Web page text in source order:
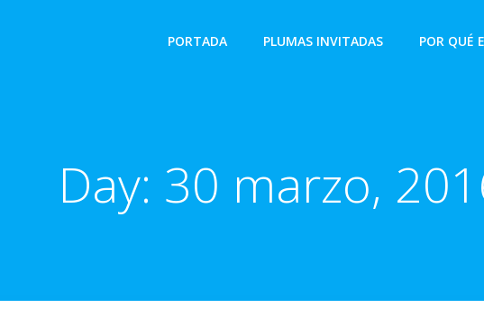
PORTADA PLUMAS INVITADAS POR QUÉ
Day: 30 marzo,